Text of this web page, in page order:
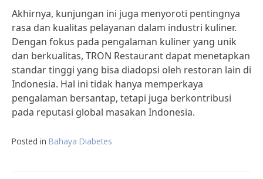
Akhirnya, kunjungan ini juga menyoroti pentingnya
rasa dan kualitas pelayanan dalam industri kuliner.
Dengan fokus pada pengalaman kuliner yang unik
dan berkualitas, TRON Restaurant dapat menetapkan
standar tinggi yang bisa diadopsi oleh restoran lain di
Indonesia. Hal ini tidak hanya memperkaya
pengalaman bersantap, tetapi juga berkontribusi
pada reputasi global masakan Indonesia.
Posted in Bahaya Diabetes